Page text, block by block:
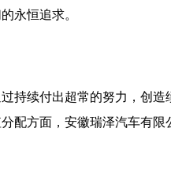
永恒追求。
持续付出超常的努力，创
配方面，安徽瑞泽汽车有